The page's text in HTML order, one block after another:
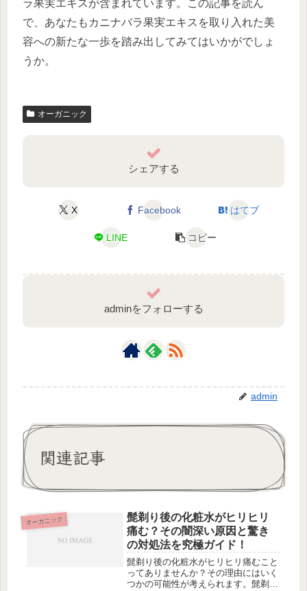
ラ果実エキスが含まれています。この記事を読ん
で、あなたもカニナバラ果実エキスを取り入れた美
容への新たな一歩を踏み出してみてはいかがでしょ
うか。
オーガニック
シェアする
X Facebook はてブ
LINE コピー
adminをフォローする
admin
関連記事
オーガニック
髭剃り後の化粧水がヒリヒリ
痛む？その闇深い原因と驚き
の対処法を究極ガイド！
髭剃り後の化粧水がヒリヒリ痛むこと
ってありませんか？その理由にはいく
つかの可能性が考えられます。髭剃り